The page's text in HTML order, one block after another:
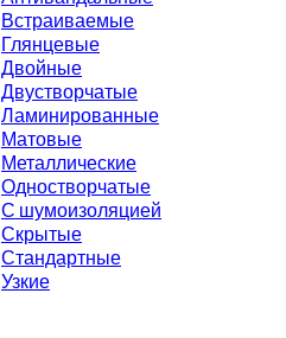
Встраиваемые
Глянцевые
Двойные
Двустворчатые
Ламинированные
Матовые
Металлические
Одностворчатые
С шумоизоляцией
Скрытые
Стандартные
Узкие